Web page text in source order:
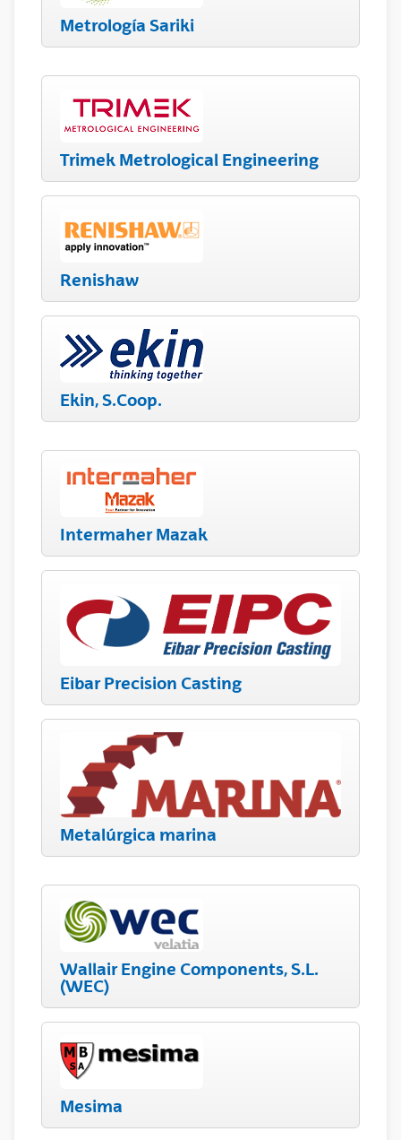
Metrología Sariki
Trimek Metrological Engineering
Renishaw
Ekin, S.Coop.
Intermaher Mazak
Eibar Precision Casting
Metalúrgica marina
Wallair Engine Components, S.L.
(WEC)
Mesima